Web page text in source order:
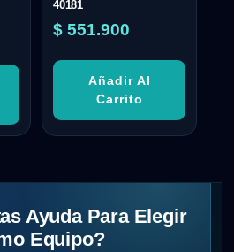
40181
$ 551.900
Añadir Al
Carrito
Ayuda Para Elegir
Equipo?